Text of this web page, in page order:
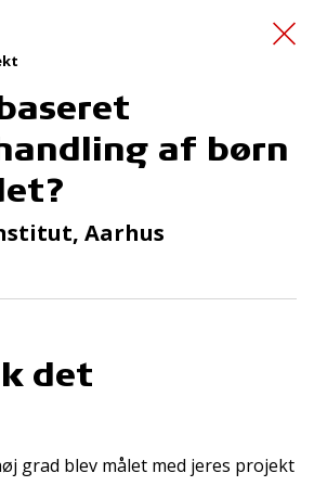
til indsatte
af børn
Aarhus
det
grad blev målet med jeres projekt
TrygFondens og TryghedsGruppens